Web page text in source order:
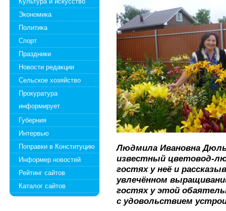
Экономика
Политика
Спорт
Праздники
Новости редакции
Сельское хозяйство
Прокуратура
информирует
Губерния
Интервью
Поправки в Конституцию
Информер новостей
Рейтинг сайтов
Каталог сайтов
Людмила Ивановна
известный цветовод-
гостях у неё и
увлечённом
гостях у этой
c удовольствием